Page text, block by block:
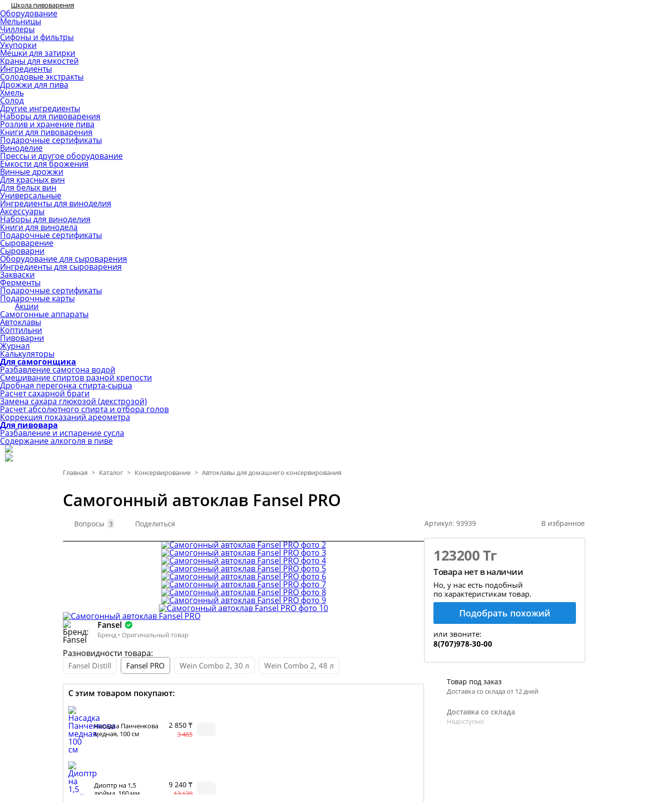
Школа пивоварения
Оборудование
Мельницы
Чиллеры
Сифоны и фильтры
Укупорки
Мешки для затирки
Краны для емкостей
Ингредиенты
Солодовые экстракты
Дрожжи для пива
Хмель
Солод
Другие ингредиенты
Наборы для пивоварения
Розлив и хранение пива
Книги для пивоварения
Подарочные сертификаты
Виноделие
Прессы и другое оборудование
Емкости для брожения
Винные дрожжи
Для красных вин
Для белых вин
Универсальные
Ингредиенты для виноделия
Аксессуары
Наборы для виноделия
Книги для винодела
Подарочные сертификаты
Сыроварение
Сыроварни
Оборудование для сыроварения
Ингредиенты для сыроварения
Закваски
Ферменты
Подарочные сертификаты
Подарочные карты
Акции
Самогонные аппараты
Автоклавы
Коптильни
Пивоварни
Журнал
Калькуляторы
Для самогонщика
Разбавление самогона водой
Смешивание спиртов разной крепости
Дробная перегонка спирта-сырца
Расчет сахарной браги
Замена сахара глюкозой (декстрозой)
Расчет абсолютного спирта и отбора голов
Коррекция показаний ареометра
Для пивовара
Разбавление и испарение сусла
Содержание алкоголя в пиве
Главная > Каталог > Консервирование > Автоклавы для домашнего консервирования
Самогонный автоклав Fansel PRO
Вопросы 3 Поделиться
Fansel
Бренд • Оригинальный товар
Разновидности товара:
Fansel Distill Fansel PRO Wein Combo 2, 30 л Wein Combo 2, 48 л
С этим товаром покупают:
Насадка Панченкова
медная, 100 см
2 850 ₸
3 465
Диоптр на 1,5
дюйма, 160 мм
9 240 ₸
13 170
В избранное
Артикул: 93939
123200 Тг
Товара нет в наличии
Но, у нас есть подобный
по характеристикам товар.
Подобрать похожий
или звоните:
8(707)978-30-00
Товар под заказ
Доставка со склада от 12 дней
Доставка со склада
Недоступно